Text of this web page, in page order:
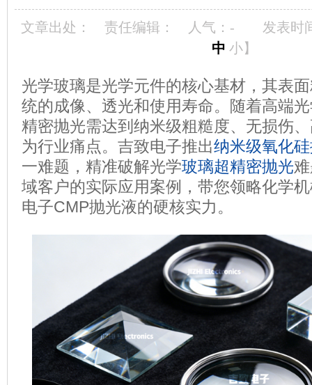
文章出处： 责任编辑： 人气： -
发表时
中 小】
光学玻璃是光学元件的核心基材，其表
统的成像、透光和使用寿命。随着高端
精密抛光需达到纳米级粗糙度、无损伤
为行业痛点。吉致电子推出纳米级氧化
一难题，精准破解光学玻璃超精密抛光
域客户的实际应用案例，带您领略化学
电子CMP抛光液的硬核实力。